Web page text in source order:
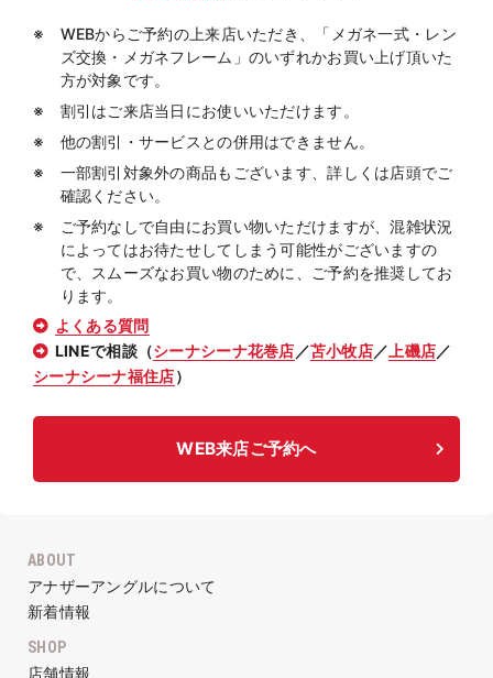
WEBからご予約の上来店いただき、「メガネ一式・レン
ズ交換・メガネフレーム」のいずれかお買い上げ頂いた
方が対象です。
割引はご来店当日にお使いいただけます。
他の割引・サービスとの併用はできません。
一部割引対象外の商品もございます、詳しくは店頭でご
確認ください。
ご予約なしで自由にお買い物いただけますが、混雑状況
によってはお待たせしてしまう可能性がございますの
で、スムーズなお買い物のために、ご予約を推奨してお
ります。
よくある質問
LINEで相談（シーナシーナ花巻店 ／苫小牧店／ 上磯店／
シーナシーナ福住店）
WEB来店ご予約へ
ABOUT
アナザーアングルについて
新着情報
SHOP
店舗情報